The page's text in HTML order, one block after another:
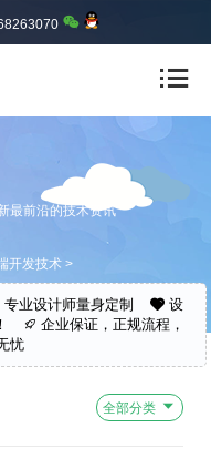
最前沿的技术资讯
开发技术 >
业设计师量身定制
设
企业保证，正规流程，
忧
全部分类